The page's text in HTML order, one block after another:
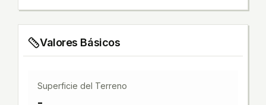
Valores Básicos
Superficie del Terreno